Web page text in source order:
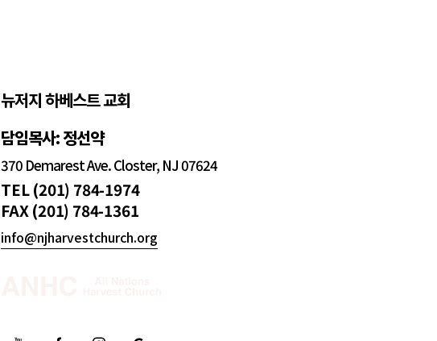
뉴저지 하베스트 교회
담임목사: 정선약
370 Demarest Ave. Closter, NJ 07624
TEL (201) 784-1974
FAX (201) 784-1361
info@njharvestchurch.org